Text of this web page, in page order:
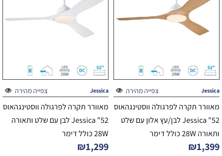
צפייה מהירה Jessica
מאוורר תקרה לפרגולה ווסטינגהאוס
52" Jessica לבן/עץ אלון עם שלט
ותאורה 28W כולל דימר
₪1,399
צפייה מהירה Jessica
מאוורר תקרה לפרגולה ווסטינגהאוס
52" Jessica לבן עם שלט ותאורה
28W כולל דימר
₪1,299